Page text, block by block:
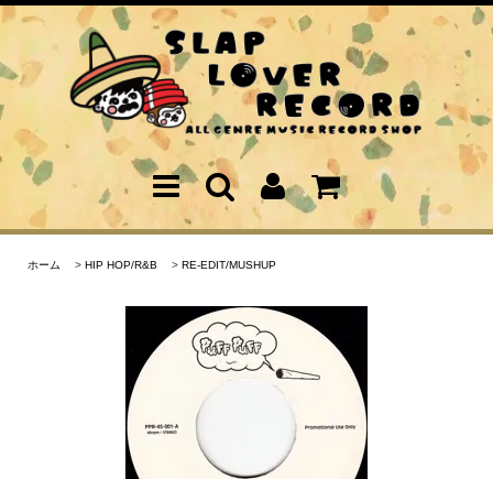
ホーム > HIP HOP/R&B > RE-EDIT/MUSHUP